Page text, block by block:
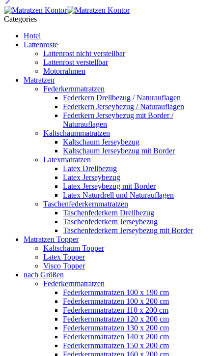
Categories
Hotel
Lattenroste
Lattenrost nicht verstellbar
Lattenrost verstellbar
Motorrahmen
Matratzen
Federkernmatratzen
Federkern Drellbezug / Naturauflagen
Federkern Jerseybezug / Naturauflagen
Federkern Jerseybezug mit Border /
Naturauflagen
Kaltschaummatratzen
Kaltschaum Jerseybezug
Kaltschaum Jerseybezug mit Border
Latexmatratzen
Latex Drellbezug
Latex Jerseybezug
Latex Jerseybezug mit Border
Latex Naturdrell und Naturauflagen
Taschenfederkernmatratzen
Taschenfederkern Drellbezug
Taschenfederkern Jerseybezug
Taschenfederkern Jerseybezug mit Border
Matratzen Topper
Kaltschaum Topper
Latex Topper
Visco Topper
nach Größen
Federkernmatratzen
Federkernmatratzen 100 x 190 cm
Federkernmatratzen 100 x 200 cm
Federkernmatratzen 110 x 200 cm
Federkernmatratzen 120 x 200 cm
Federkernmatratzen 130 x 200 cm
Federkernmatratzen 140 x 200 cm
Federkernmatratzen 150 x 200 cm
Federkernmatratzen 160 x 200 cm